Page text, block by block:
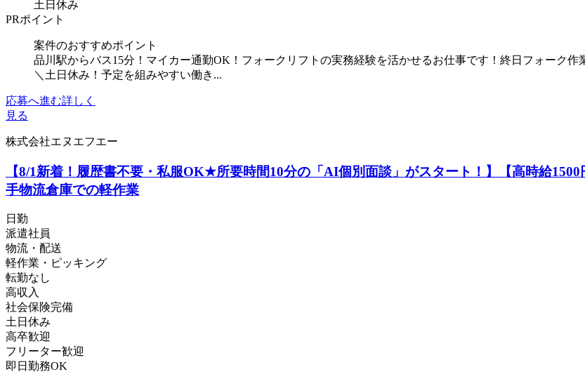
土日休み
PRポイント
案件のおすすめポイント
品川駅からバス15分！マイカー通勤OK！フォークリフトの実務経験を活かせるお仕事です！終日フォーク
＼土日休み！予定を組みやすい働き...
応募へ進む詳しく
見る
株式会社エヌエフエー
【8/1新着！履歴書不要・私服OK★所要時間10分の「AI個別面談」がスタート！】【高時給
手物流倉庫での軽作業
日勤
派遣社員
物流・配送
軽作業・ピッキング
転勤なし
高収入
社会保険完備
土日休み
高卒歓迎
フリーター歓迎
即日勤務OK